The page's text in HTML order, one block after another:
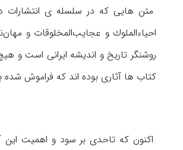
متن هایی كه در سلسله ی انتشارات
احیاءالملوك و عجایب‌المخلوقات و
روشنگر تاریخ و اندیشه ایرانی است
کتاب ها آثاری بوده اند كه فراموش
اكنون كه تاحدی بر سود و اهمیت